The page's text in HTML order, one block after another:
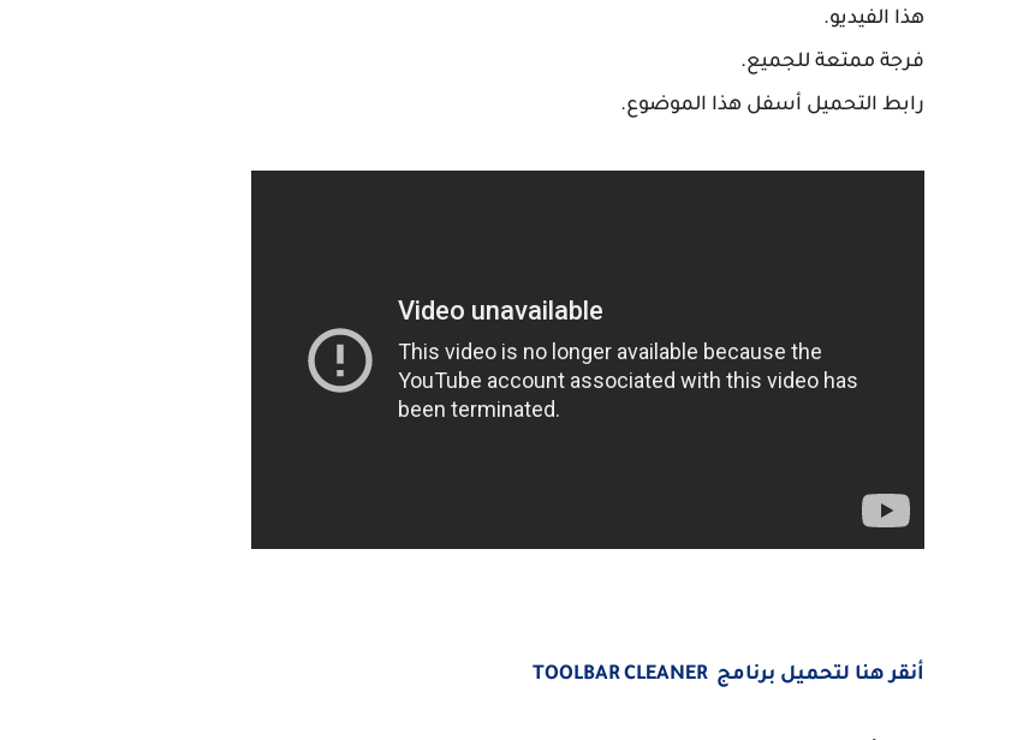
هذا الفيديو.
فرجة ممتعة للجميع.
رابط التحميل أسفل هذا الموضوع.
أنقر هنا لتحميل برنامج TOOLBAR CLEANER